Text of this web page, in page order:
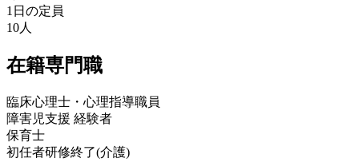
1日の定員
10人
在籍専門職
臨床心理士・心理指導職員
障害児支援 経験者
保育士
初任者研修終了(介護)